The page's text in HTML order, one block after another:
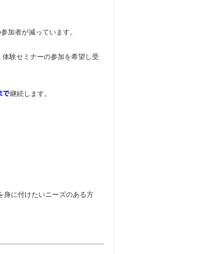
加者が減っています。
験セミナーの参加を希望し受
で継続します。
身に付けたいニーズのある方